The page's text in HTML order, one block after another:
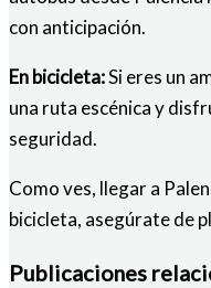
con anticipación.
En bicicleta:Si eres un
una ruta escénica y
seguridad.
Como ves, llegar a
bicicleta, asegúrate de
Publicaciones